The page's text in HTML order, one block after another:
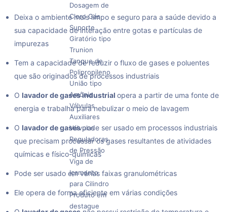
Dosagem de
Cloro Gás
Suporte
Giratório tipo
Trunion
Tanque de
Polipropileno
União tipo
Amônia
Válvulas
Auxiliares
Válvulas
Reguladoras
de Pressão
Viga de
Içamento
para Cilindro
Produto em
destaque
Deixa o ambiente mais limpo e seguro para a saúde devido a
sua capacidade de interação entre gotas e partículas de
impurezas
Tem a capacidade de reduzir o fluxo de gases e poluentes
que são originados de processos industriais
O lavador de gases industrial opera a partir de uma fonte de
energia e trabalha para nebulizar o meio de lavagem
O lavador de gasespode ser usado em processos industriais
que precisam processar os gases resultantes de atividades
químicas e físico-químicas
Pode ser usado em várias faixas granulométricas
Ele opera de forma eficiente em várias condições